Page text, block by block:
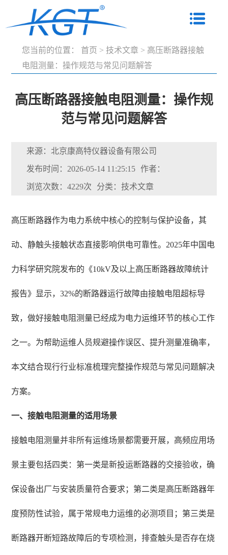
您当前的位置： 首页 > 技术文章 > 高压断路器接触
电阻测量：操作规范与常见问题解答
高压断路器接触电阻测量：操作规
范与常见问题解答
来源：北京康高特仪器设备有限公司
发布时间：2026-05-14 11:25:15 作者：
浏览次数：4229次 分类：技术文章
高压断路器作为电力系统中核心的控制与保护设备，其
动、静触头接触状态直接影响供电可靠性。2025年中国电
力科学研究院发布的《10kV及以上高压断路器故障统计
报告》显示，32%的断路器运行故障由接触电阻超标导
致，做好接触电阻测量已经成为电力运维环节的核心工作
之一。为帮助运维人员规避操作误区、提升测量准确率，
本文结合现行行业标准梳理完整操作规范与常见问题解决
方案。
一、接触电阻测量的适用场景
接触电阻测量并非所有运维场景都需要开展，高频应用场
景主要包括四类：第一类是新投运断路器的交接验收，确
保设备出厂与安装质量符合要求；第二类是高压断路器年
度预防性试验，属于常规电力运维的必测项目；第三类是
断路器开断短路故障后的专项检测，排查触头是否存在烧